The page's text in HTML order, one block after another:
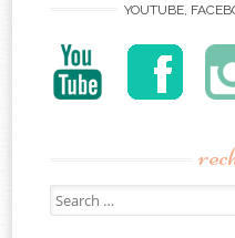
YOUTUBE,
Search
for: